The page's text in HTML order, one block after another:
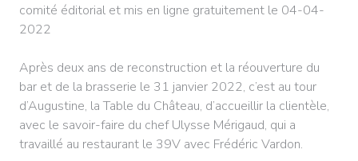
comité éditorial et mis en ligne gratuitement le 04-04-
2022
Après deux ans de reconstruction et la réouverture du
bar et de la brasserie le 31 janvier 2022, c’est au tour
d’Augustine, la Table du Château, d’accueillir la clientèle,
avec le savoir-faire du chef Ulysse Mérigaud, qui a
travaillé au restaurant le 39V avec Frédéric Vardon.